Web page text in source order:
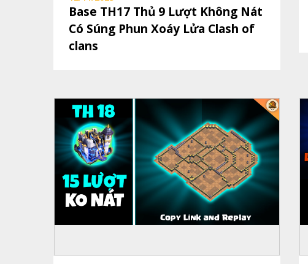
Base TH17 Thủ 9 Lượt Không Nát
Có Súng Phun Xoáy Lửa Clash of
clans